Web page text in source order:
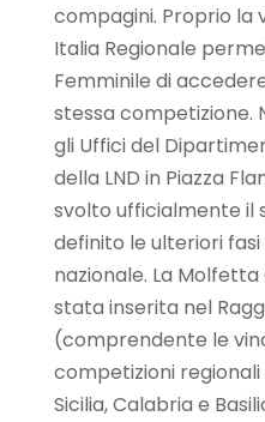
compagini. Proprio la
Italia Regionale
Femminile di
stessa competizione.
gli Uffici del
della LND in Piazza
svolto ufficialmente il
definito le ulteriori
nazionale. La
stata inserita nel
(comprendente le
competizioni regionali
Sicilia, Calabria e